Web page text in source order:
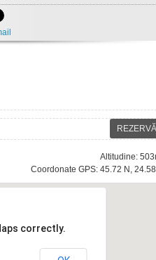
REZERVĂ
Altitudine:
Coordonate GPS: 45.72 N,
correctly.